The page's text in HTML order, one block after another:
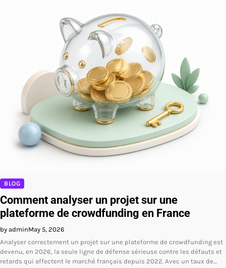
BLOG
Comment analyser un projet sur une
plateforme de crowdfunding en France
by adminMay 5, 2026
Analyser correctement un projet sur une plateforme de crowdfunding est
devenu, en 2026, la seule ligne de défense sérieuse contre les défauts et
retards qui affectent le marché français depuis 2022. Avec un taux de…